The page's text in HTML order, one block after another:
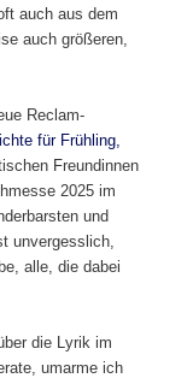
auch aus dem
auch größeren,
Reclam-
für Frühling,
Freundinnen
2025 im
und
unvergesslich,
alle, die dabei
die Lyrik im
umarme ich